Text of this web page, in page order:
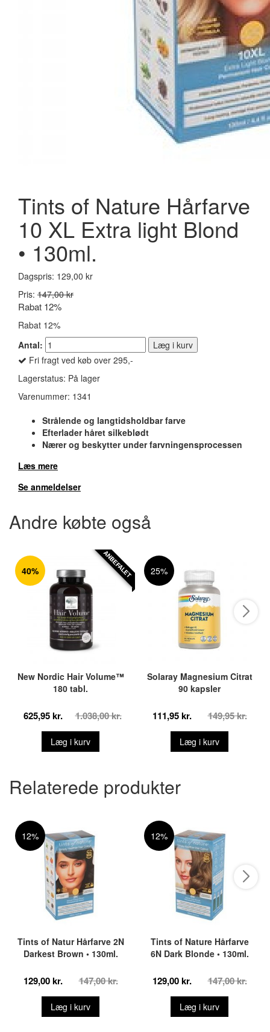
79,95 kr.
Læg i kurv
Tints of Nature Hårfarve
10 XL Extra light Blond
• 130ml.
Dagspris: 129,00 kr
Pris: 147,00 kr
Rabat 12%
Rabat 12%
Antal:
Læg i kurv
Fri fragt ved køb over 295,-
Lagerstatus: På lager
Varenummer: 1341
Strålende og langtidsholdbar farve
Efterlader håret silkeblødt
Nærer og beskytter under farvningensprocessen
Læs mere
Se anmeldelser
Andre købte også
40%
New Nordic Hair Volume™
180 tabl.
625,95 kr. 1.038,00 kr.
Læg i kurv
ANBEFALET 25%
Solaray Magnesium Citrat
90 kapsler
111,95 kr. 149,95 kr.
Læg i kurv
Relaterede produkter
12%
Tints of Natur Hårfarve 2N
Darkest Brown • 130ml.
129,00 kr. 147,00 kr.
Læg i kurv
12%
Tints of Nature Hårfarve
6N Dark Blonde • 130ml.
129,00 kr. 147,00 kr.
Læg i kurv